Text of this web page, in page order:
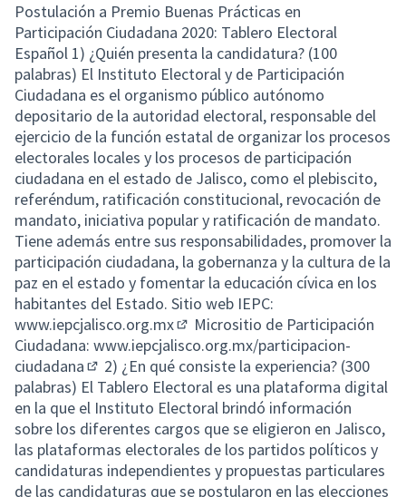
Postulación a Premio Buenas Prácticas en
Participación Ciudadana 2020: Tablero Electoral
Español 1) ¿Quién presenta la candidatura? (100
palabras) El Instituto Electoral y de Participación
Ciudadana es el organismo público autónomo
depositario de la autoridad electoral, responsable del
ejercicio de la función estatal de organizar los procesos
electorales locales y los procesos de participación
ciudadana en el estado de Jalisco, como el plebiscito,
referéndum, ratificación constitucional, revocación de
mandato, iniciativa popular y ratificación de mandato.
Tiene además entre sus responsabilidades, promover la
participación ciudadana, la gobernanza y la cultura de la
paz en el estado y fomentar la educación cívica en los
habitantes del Estado. Sitio web IEPC:
www.iepcjalisco.org.mx
(Lien externe)
Micrositio de Participación
Ciudadana: www.iepcjalisco.org.mx/participacion-
ciudadana
(Lien externe)
2) ¿En qué consiste la experiencia? (300
palabras) El Tablero Electoral es una plataforma digital
en la que el Instituto Electoral brindó información
sobre los diferentes cargos que se eligieron en Jalisco,
las plataformas electorales de los partidos políticos y
candidaturas independientes y propuestas particulares
de las candidaturas que se postularon en las elecciones